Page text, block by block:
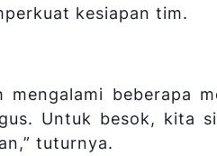
kesiapan tim.
mengalami beberapa
Untuk besok, kita
tuturnya.